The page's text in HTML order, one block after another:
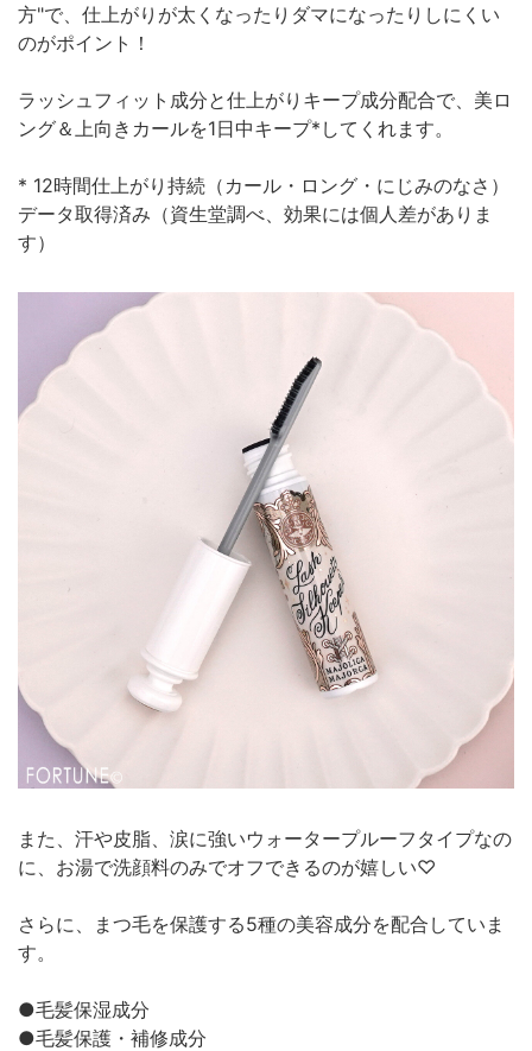
方"で、仕上がりが太くなったりダマになったりしにくい
のがポイント！
ラッシュフィット成分と仕上がりキープ成分配合で、美ロ
ング＆上向きカールを1日中キープ*してくれます。
* 12時間仕上がり持続（カール・ロング・にじみのなさ）
データ取得済み（資生堂調べ、効果には個人差がありま
す）
また、汗や皮脂、涙に強いウォータープルーフタイプなの
に、お湯で洗顔料のみでオフできるのが嬉しい♡
さらに、まつ毛を保護する5種の美容成分を配合していま
す。
●毛髪保湿成分
●毛髪保護・補修成分